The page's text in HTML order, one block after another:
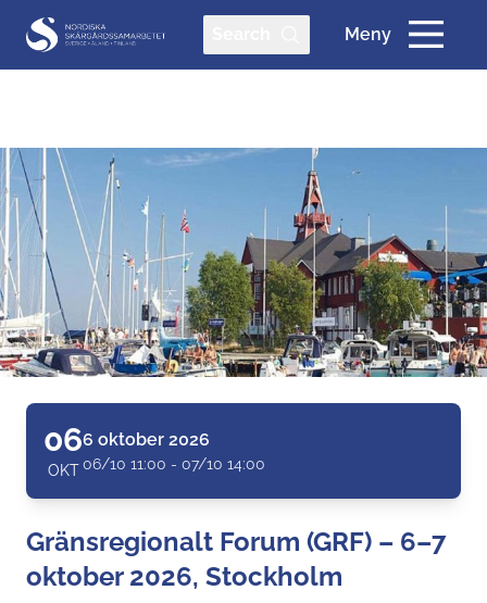
Meny
06
OKT
6 oktober 2026
06/10 11:00 - 07/10 14:00
Gränsregionalt Forum (GRF) – 6–7
oktober 2026, Stockholm